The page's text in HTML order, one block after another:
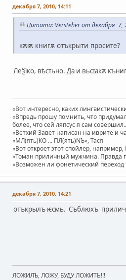
декабря 7, 2010, 14:11
Цитата: Versteher от декабря 7,
кѫѭ книгѫ отъкрыти просите?
Леѯїко, вѣстьно. Да и вьсɪакѫ
«Вот интересно, каких
«Впредь прошу помнить, что
более, что сей ляпсус я сам
«Ветхий Завет написан на иврите и
«МЛ(ять)КО ... ПЛ(ять)NЪ», Тася
«Вот откроет этот спойлер,
«Томан приличный мужчина. Правда
«Возможен ли фонетический
декабря 7, 2010, 14:21
отъкрылъ ѥсмь. Съблюхъ
ЛОЖИЛЪ, ЛОЖУ, БУДУ ЛОЖИТЬ!!!